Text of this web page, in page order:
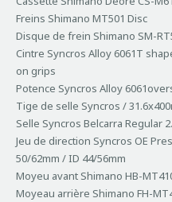
Freins Shimano MT501 Disc
Disque de frein Shimano SM-
Cintre Syncros Alloy 6061T
on grips
Potence Syncros Alloy
Tige de selle Syncros /
Selle Syncros Belcarra Regular
Jeu de direction Syncros OE
50/62mm / ID 44/56mm
Moyeu avant Shimano HB-
Moyeau arrière Shimano FH-